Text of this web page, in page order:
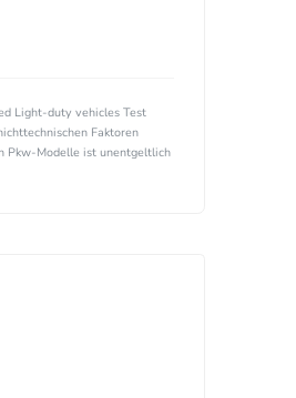
Light-duty vehicles Test
Faktoren
Pkw-Modelle ist unentgeltlich